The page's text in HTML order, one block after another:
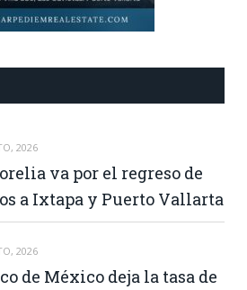
2026
va por el regreso de
a Ixtapa y Puerto Vallarta
2026
de México deja la tasa de